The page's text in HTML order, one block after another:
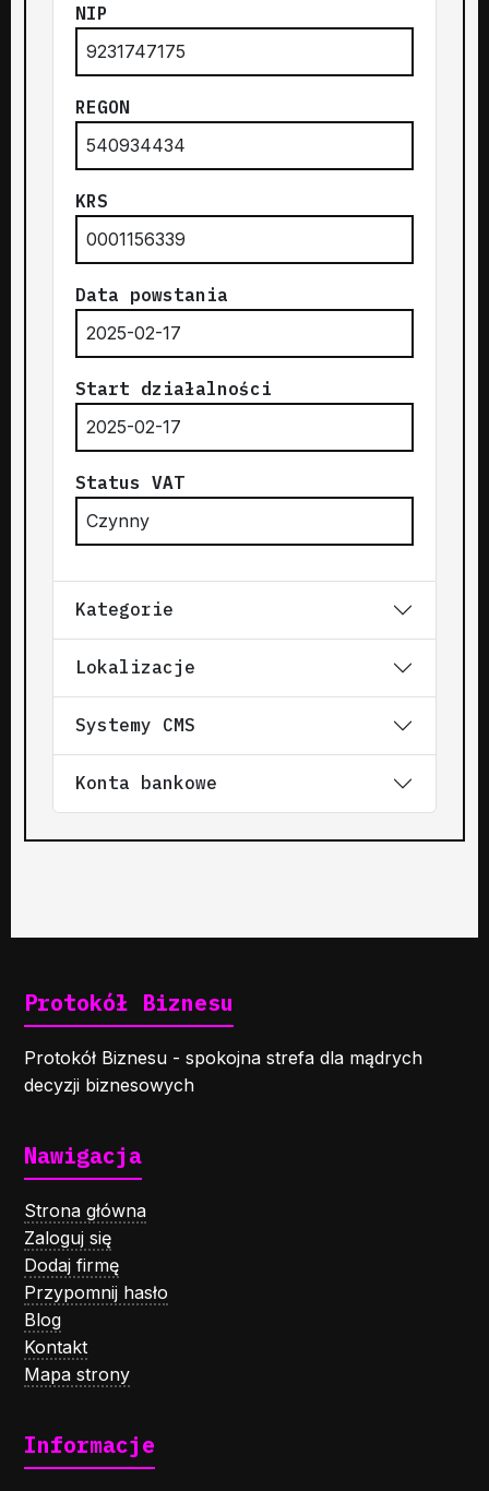
NIP
9231747175
REGON
540934434
KRS
0001156339
Data powstania
2025-02-17
Start działalności
2025-02-17
Status VAT
Czynny
Kategorie
Lokalizacje
Systemy CMS
Konta bankowe
Protokół Biznesu
Protokół Biznesu - spokojna strefa dla mądrych
decyzji biznesowych
Nawigacja
Strona główna
Zaloguj się
Dodaj firmę
Przypomnij hasło
Blog
Kontakt
Mapa strony
Informacje